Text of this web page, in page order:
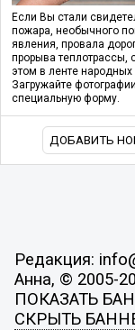
Если Вы стали
пожара, необычного
явления, провала
прорыва теплотрассы,
этом в ленте народных
Загружайте
специальную форму.
ДОБАВИТЬ
Редакция:
Анна, © 2005-
ПОКАЗАТЬ
СКРЫТЬ